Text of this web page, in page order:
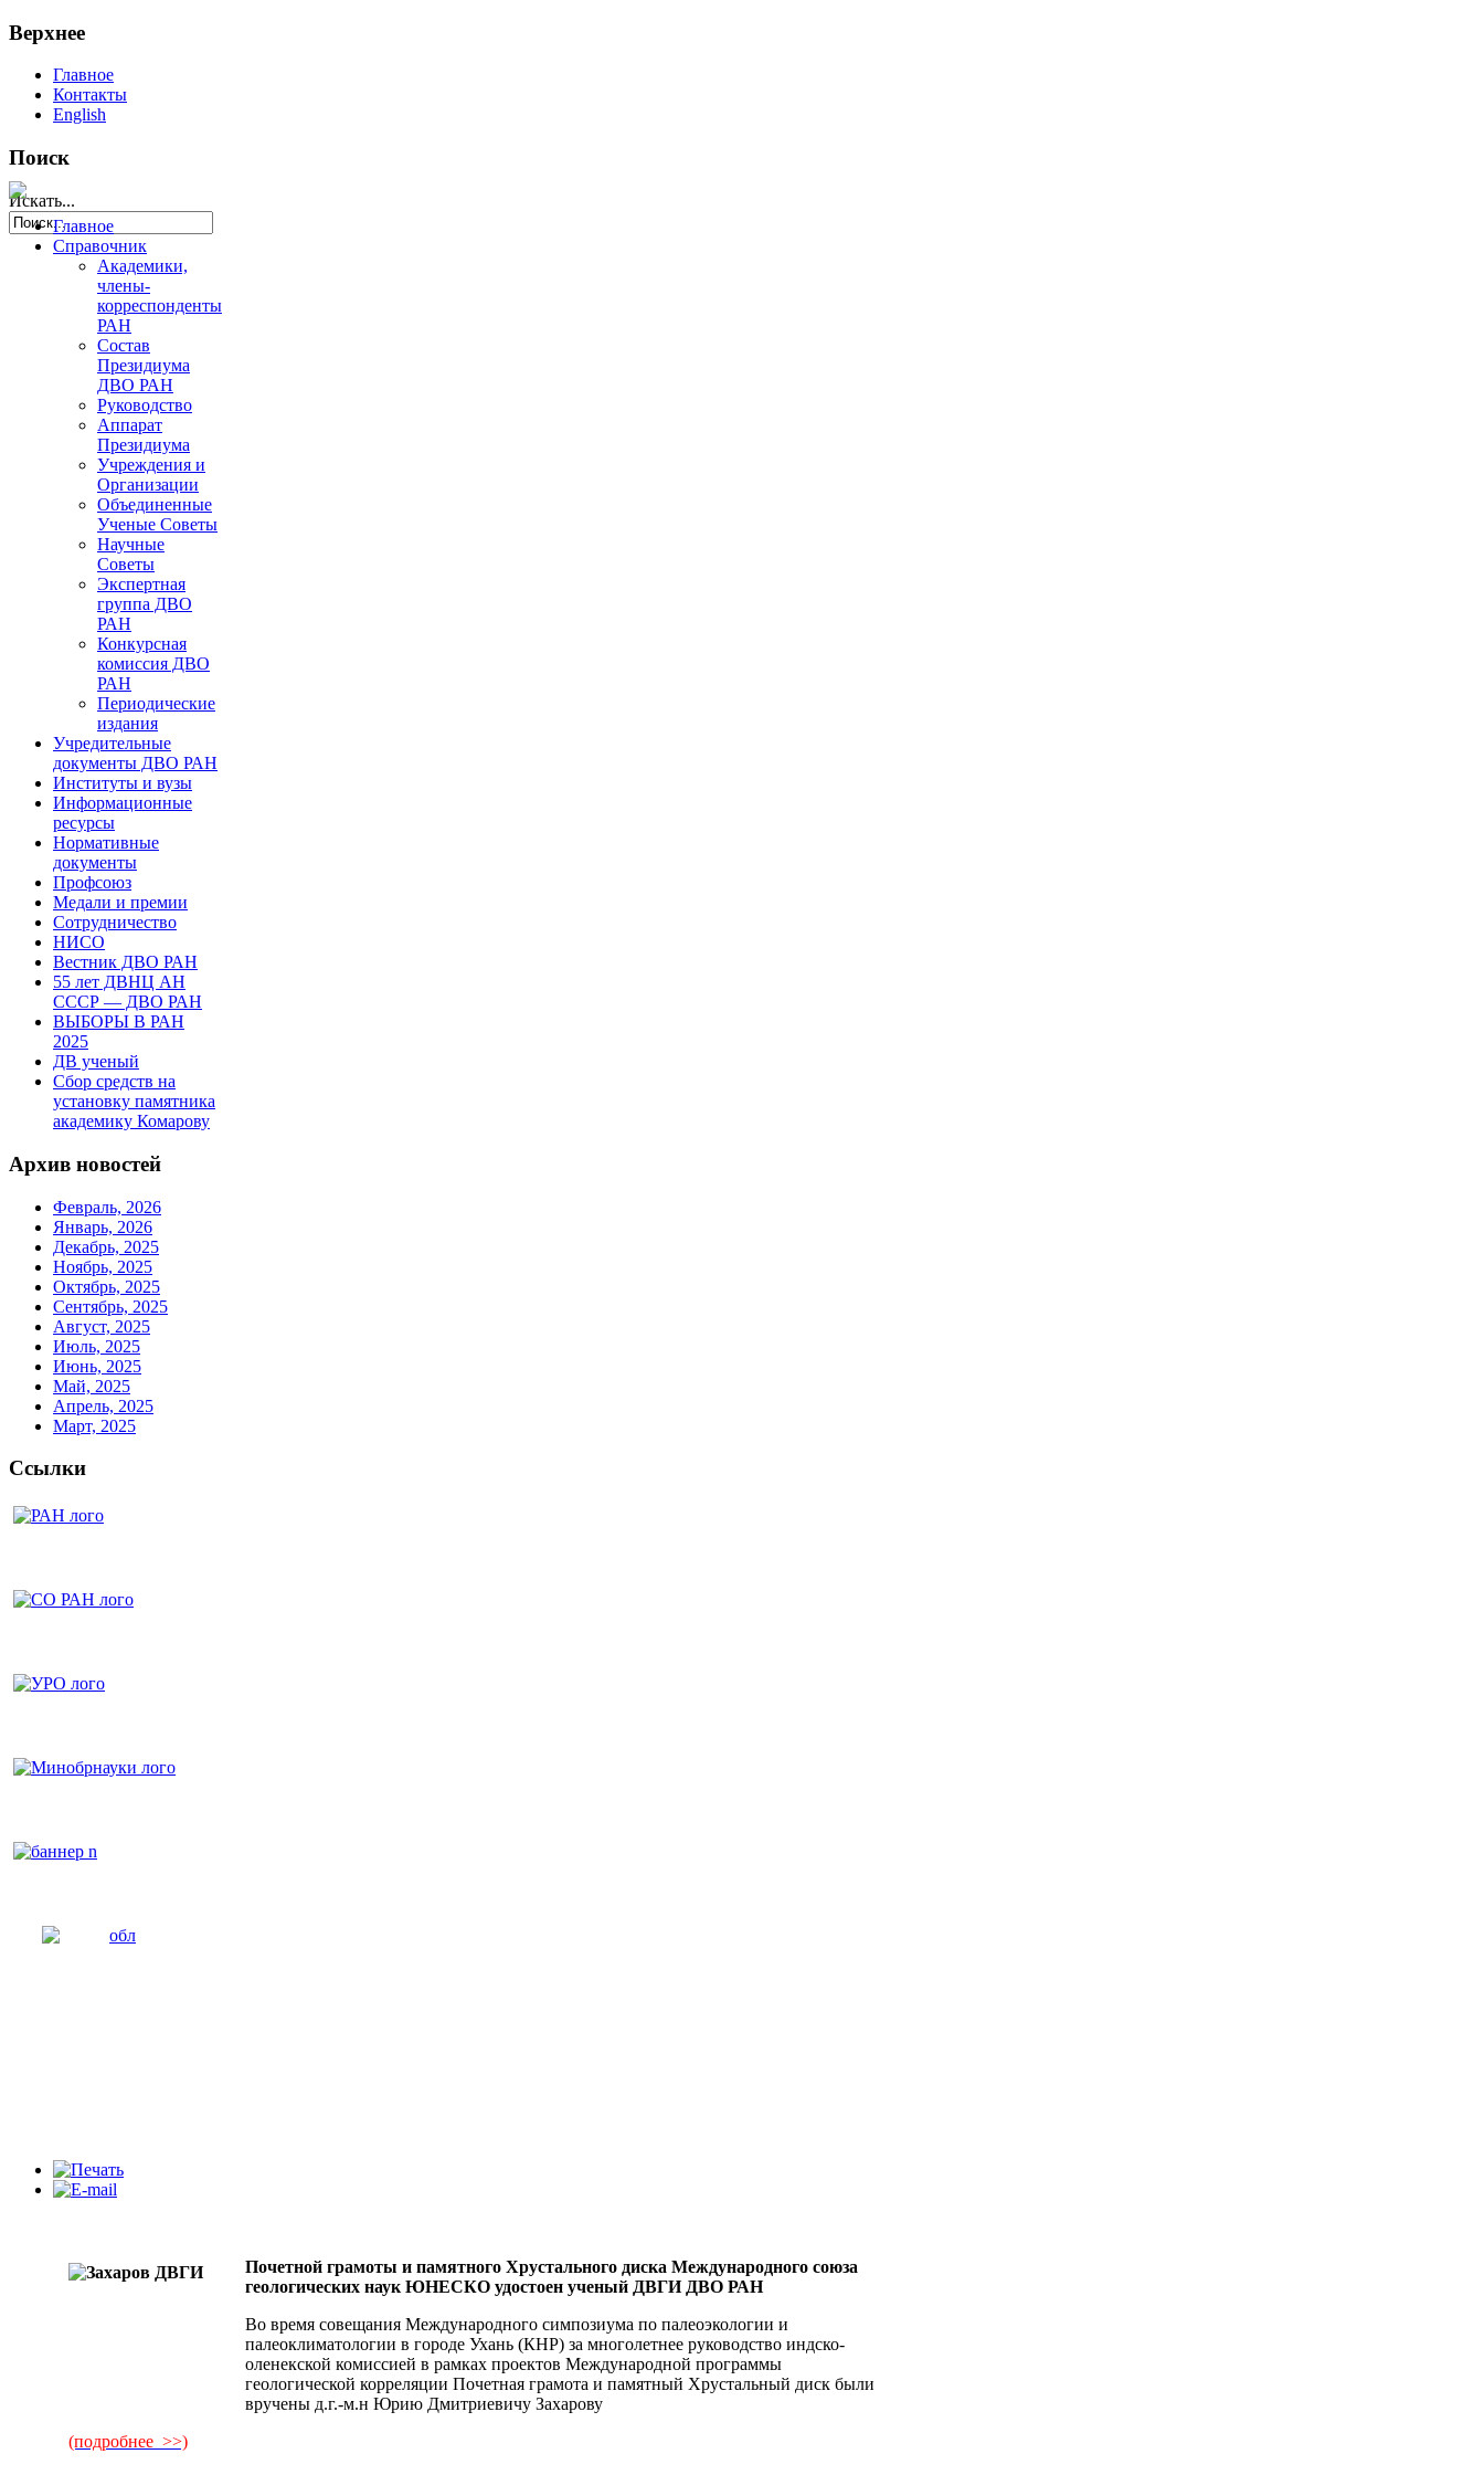
Верхнее
Главное
Контакты
English
Поиск
Искать...
Главное
Справочник
Академики,
члены-
корреспонденты
РАН
Состав
Президиума
ДВО РАН
Руководство
Аппарат
Президиума
Учреждения и
Организации
Объединенные
Ученые Советы
Научные
Советы
Экспертная
группа ДВО
РАН
Конкурсная
комиссия ДВО
РАН
Периодические
издания
Учредительные
документы ДВО РАН
Институты и вузы
Информационные
ресурсы
Нормативные
документы
Профсоюз
Медали и премии
Сотрудничество
НИСО
Вестник ДВО РАН
55 лет ДВНЦ АН
СССР — ДВО РАН
ВЫБОРЫ В РАН
2025
ДВ ученый
Сбор средств на
установку памятника
академику Комарову
Архив новостей
Февраль, 2026
Январь, 2026
Декабрь, 2025
Ноябрь, 2025
Октябрь, 2025
Сентябрь, 2025
Август, 2025
Июль, 2025
Июнь, 2025
Май, 2025
Апрель, 2025
Март, 2025
Ссылки
Почетной грамоты и памятного Хрустального диска Международного союза
геологических наук ЮНЕСКО удостоен ученый ДВГИ ДВО РАН
Во время совещания Международного симпозиума по палеоэкологии и
палеоклиматологии в городе Ухань (КНР) за многолетнее руководство индско-
оленекской комиссией в рамках проектов Международной программы
геологической корреляции Почетная грамота и памятный Хрустальный диск были
вручены д.г.-м.н Юрию Дмитриевичу Захарову
(подробнее >>)